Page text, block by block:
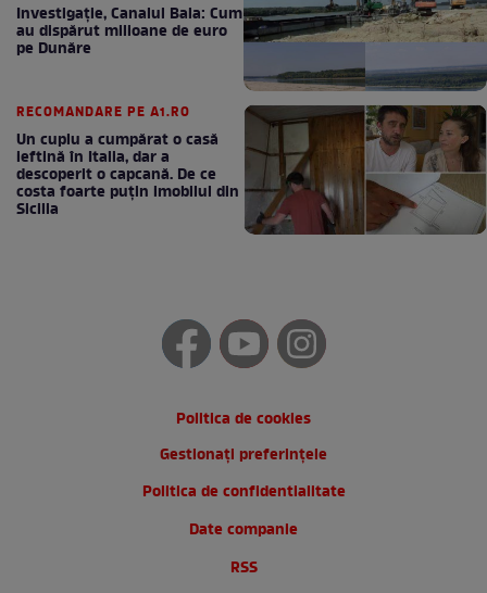
Investigație, Canalul Bala: Cum
au dispărut milioane de euro
pe Dunăre
RECOMANDARE PE A1.RO
Un cuplu a cumpărat o casă
ieftină în Italia, dar a
descoperit o capcană. De ce
costa foarte puțin imobilul din
Sicilia
Politica de cookies
Gestionați preferințele
Politica de confidentialitate
Date companie
RSS